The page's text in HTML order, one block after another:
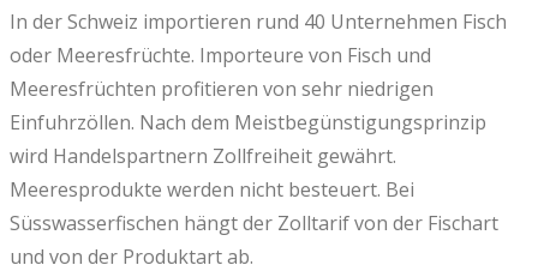
In der Schweiz importieren rund 40 Unternehmen Fisch
oder Meeresfrüchte. Importeure von Fisch und
Meeresfrüchten profitieren von sehr niedrigen
Einfuhrzöllen. Nach dem Meistbegünstigungsprinzip
wird Handelspartnern Zollfreiheit gewährt.
Meeresprodukte werden nicht besteuert. Bei
Süsswasserfischen hängt der Zolltarif von der Fischart
und von der Produktart ab.